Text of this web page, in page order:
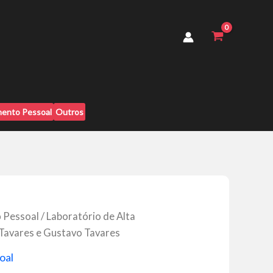
Pessoal Outros
/ Laboratório de Alta
e Gustavo Tavares